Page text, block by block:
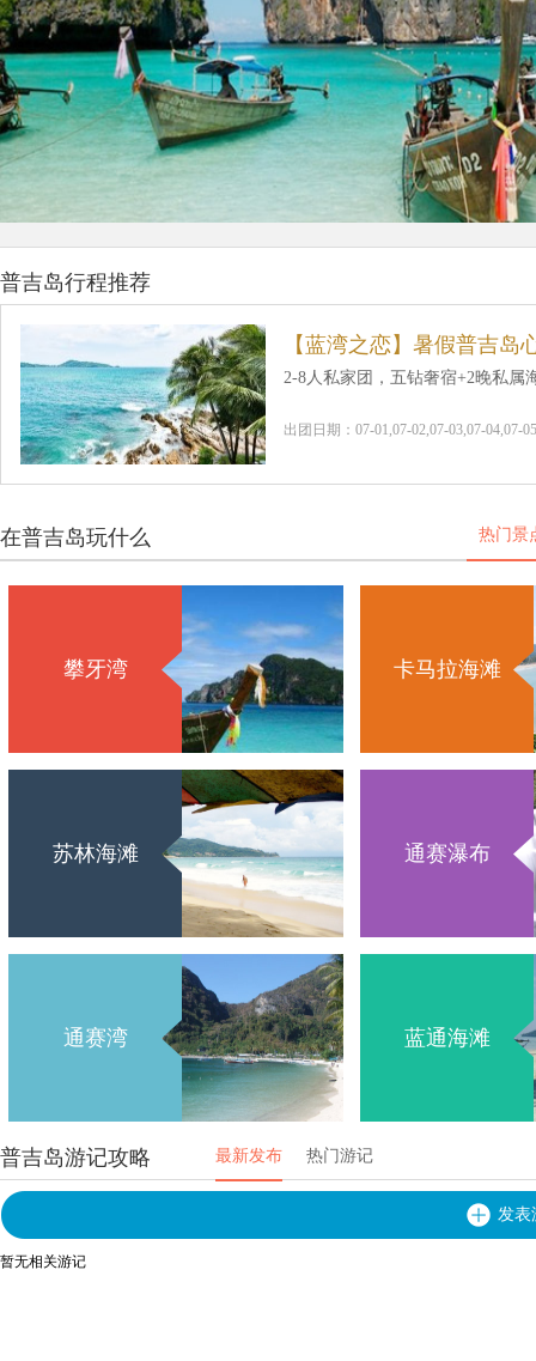
普吉岛行程推荐
【蓝湾之恋】暑假普吉岛
2-8人私家团，五钻奢宿+2晚私属
出团日期：07-01,07-02,07-03,07-04,07-
在普吉岛玩什么 热门景
攀牙湾 卡马拉海滩
苏林海滩 通赛瀑布
通赛湾 蓝通海滩
普吉岛游记攻略 最新发布 热门游记
发表
暂无相关游记